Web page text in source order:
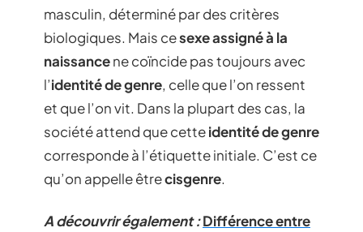
masculin, déterminé par des critères
biologiques. Mais cesexe assigné à la
naissancene coïncide pas toujours avec
l’identité de genre, celle que l’on ressent
et que l’on vit. Dans la plupart des cas, la
société attend que cetteidentité de genre
corresponde à l’étiquette initiale. C’est ce
qu’on appelle êtrecisgenre.
A découvrir également :Différence entre